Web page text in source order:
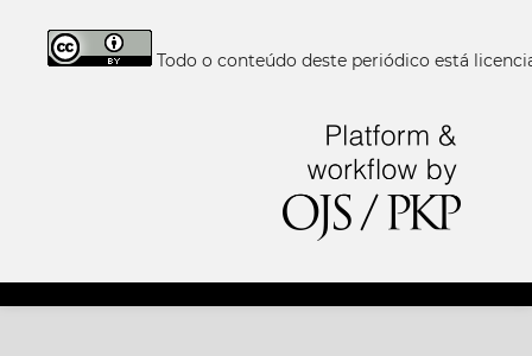
Todo o conteúdo deste periódico está